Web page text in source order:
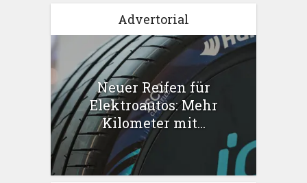
Advertorial
Neuer Reifen für
Elektroautos: Mehr
Kilometer mit...